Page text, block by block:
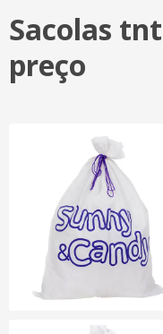
Sacolas
preço